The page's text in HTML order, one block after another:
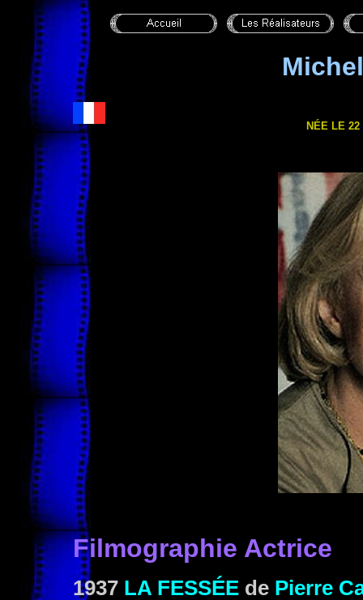
NÉE LE 22
Filmographie Actrice
1937 LA FESSÉE de Pierre